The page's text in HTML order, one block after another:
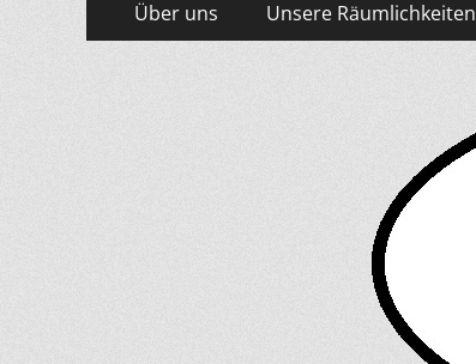
Menü
Inhalt
Über uns Unsere Räumlichkeiten